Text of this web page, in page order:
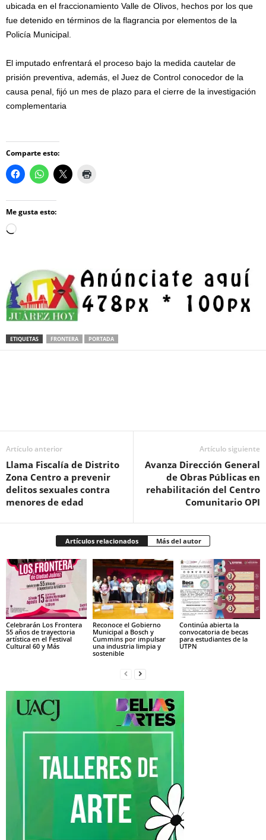
ubicada en el fraccionamiento Valle de Olivos, hechos por los que
fue detenido en términos de la flagrancia por elementos de la
Policía Municipal.
El imputado enfrentará el proceso bajo la medida cautelar de
prisión preventiva, además, el Juez de Control conocedor de la
causa penal, fijó un mes de plazo para el cierre de la investigación
complementaria
Comparte esto:
Me gusta esto:
Loading…
ETIQUETAS FRONTERA PORTADA
Artículo anterior
Llama Fiscalía de Distrito
Zona Centro a prevenir
delitos sexuales contra
menores de edad
Artículo siguiente
Avanza Dirección General
de Obras Públicas en
rehabilitación del Centro
Comunitario OPI
Artículos relacionados Más del autor
Celebrarán Los Frontera
55 años de trayectoria
artística en el Festival
Cultural 60 y Más
Reconoce el Gobierno
Municipal a Bosch y
Cummins por impulsar
una industria limpia y
sostenible
Continúa abierta la
convocatoria de becas
para estudiantes de la
UTPN